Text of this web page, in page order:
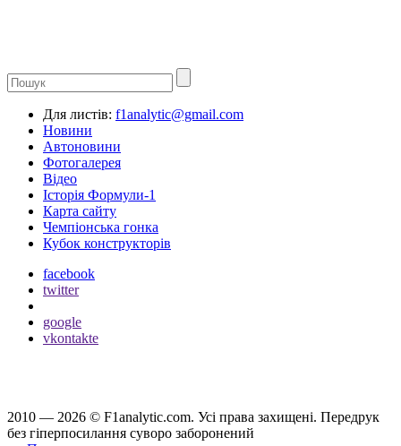
Для листів: f1analytic@gmail.com
Новини
Автоновини
Фотогалерея
Відео
Історія Формули-1
Карта сайту
Чемпіонська гонка
Кубок конструкторів
facebook
twitter
google
vkontakte
2010 — 2026 © F1analytic.com. Усi права захищенi. Передрук
без гіперпосилання суворо заборонений